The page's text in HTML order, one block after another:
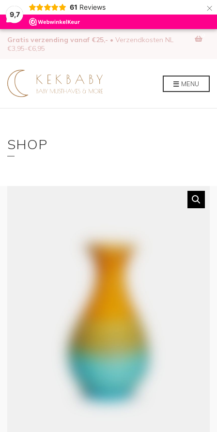
9,7
61 Reviews ×
Gratis verzending vanaf €25,- • Verzendkosten NL
€3,95-€6,95
MENU
SHOP